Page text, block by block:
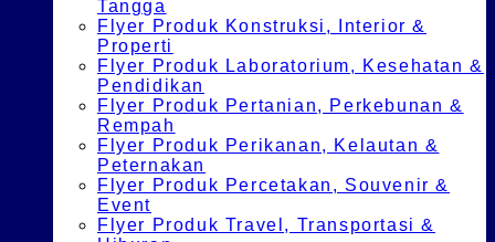
Tangga
Flyer Produk Konstruksi, Interior &
Properti
Flyer Produk Laboratorium, Kesehatan &
Pendidikan
Flyer Produk Pertanian, Perkebunan &
Rempah
Flyer Produk Perikanan, Kelautan &
Peternakan
Flyer Produk Percetakan, Souvenir &
Event
Flyer Produk Travel, Transportasi &